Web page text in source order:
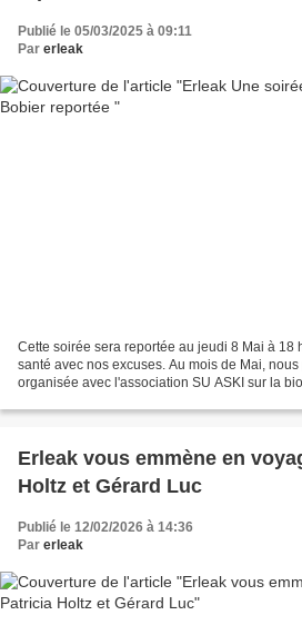
Publié le 05/03/2025 à 09:11
Par erleak
Cette soirée sera reportée au jeudi 8 Mai à 18
santé avec nos excuses. Au mois de Mai,
organisée avec l'association SU ASKI sur la
Erleak vous emmène en
Holtz et Gérard Luc
Publié le 12/02/2026 à 14:36
Par erleak